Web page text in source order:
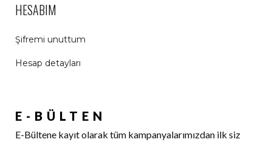
HESABIM
Şifremi unuttum
Hesap detayları
E-BÜLTEN
E-Bültene kayıt olarak tüm kampanyalarımızdan ilk siz